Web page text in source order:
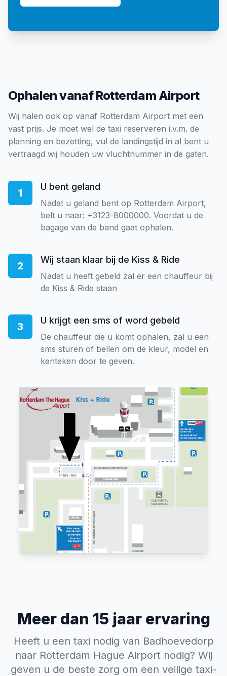
Ophalen vanaf Rotterdam Airport
Wij halen ook op vanaf Rotterdam Airport met een
vast prijs. Je moet wel de taxi reserveren i.v.m. de
planning en bezetting, vul de landingstijd in al bent u
vertraagd wij houden uw vluchtnummer in de gaten.
1
U bent geland
Nadat u geland bent op Rotterdam Airport,
belt u naar: +3123-8000000. Voordat u de
bagage van de band gaat ophalen.
2
Wij staan klaar bij de Kiss & Ride
Nadat u heeft gebeld zal er een chauffeur bij
de Kiss & Ride staan
3
U krijgt een sms of word gebeld
De chauffeur die u komt ophalen, zal u een
sms sturen of bellen om de kleur, model en
kenteken door te geven.
Meer dan 15 jaar ervaring
Heeft u een taxi nodig van Badhoevedorp
naar Rotterdam Hague Airport nodig? Wij
geven u de beste zorg om een veilige taxi-